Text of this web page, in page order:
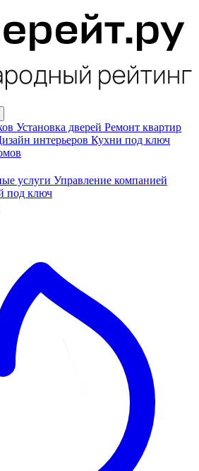
Установка дверей Ремонт квартир
интерьеров Кухни под ключ
услуги Управление компанией
под ключ